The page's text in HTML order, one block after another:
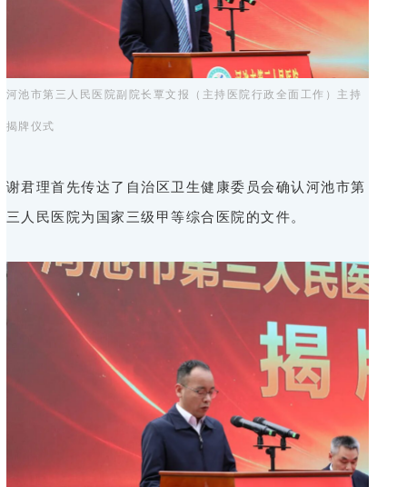
河池市第三人民医院副院长覃文报（主持医院行政全面工作）主持
揭牌仪式
谢君理首先传达了自治区卫生健康委员会确认河池市第
三人民医院为国家三级甲等综合医院的文件。